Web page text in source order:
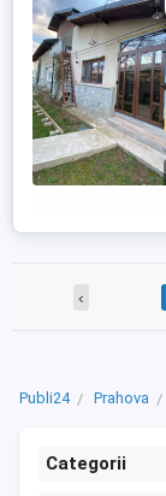
‹
Publi24 Prahova
Categorii